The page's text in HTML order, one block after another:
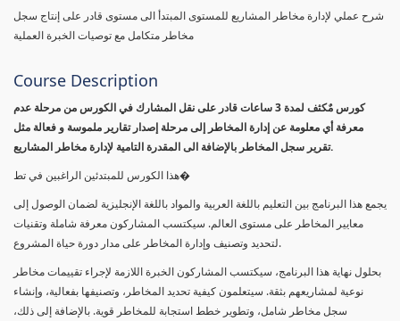
شرح عملي لإدارة مخاطر المشاريع للمستوى المبتدأ الى مستوى قادر على إنتاج سجل
مخاطر متكامل مع توصيات الخبرة العملية
Course Description
كورس مٌكثف لمدة 3 ساعات قادر على نقل المشارك في الكورس من مرحلة عدم
معرفة أي معلومة عن إدارة المخاطر إلى مرحلة إصدار تقارير ملموسة و فعالة مثل
تقرير سجل المخاطر بالإضافة الى المقدرة التامية لإدارة مخاطر المشاريع.
هذا الكورس للمبتدئين الراغبين في تط�
يجمع هذا البرنامج بين التعليم باللغة العربية والمواد باللغة الإنجليزية لضمان الوصول إلى
معايير المخاطر على مستوى العالم. سيكتسب المشاركون معرفة شاملة وتقنيات
لتحديد وتصنيف وإدارة المخاطر على مدار دورة حياة المشروع.
بحلول نهاية هذا البرنامج، سيكتسب المشاركون الخبرة اللازمة لإجراء تقييمات مخاطر
نوعية لمشاريعهم بثقة. سيتعلمون كيفية تحديد المخاطر، وتصنيفها بفعالية، وإنشاء
سجل مخاطر شامل، وتطوير خطط استجابة للمخاطر قوية. بالإضافة إلى ذلك،